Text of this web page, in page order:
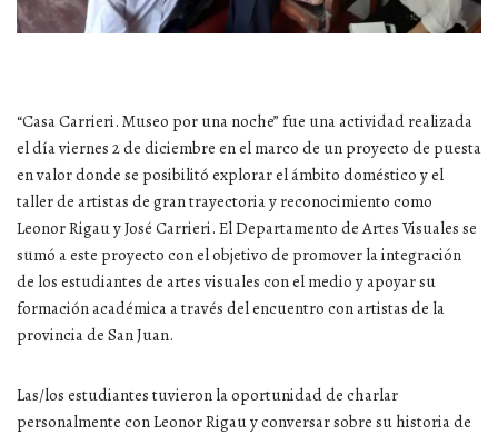
“Casa Carrieri. Museo por una noche” fue una actividad realizada
el día viernes 2 de diciembre en el marco de un proyecto de puesta
en valor donde se posibilitó explorar el ámbito doméstico y el
taller de artistas de gran trayectoria y reconocimiento como
Leonor Rigau y José Carrieri. El Departamento de Artes Visuales se
sumó a este proyecto con el objetivo de promover la integración
de los estudiantes de artes visuales con el medio y apoyar su
formaciónacadémica a través del encuentro con artistas de la
provincia de San Juan.
Las/los estudiantes tuvieron la oportunidad de charlar
personalmente con Leonor Rigau y conversar sobre su historia de